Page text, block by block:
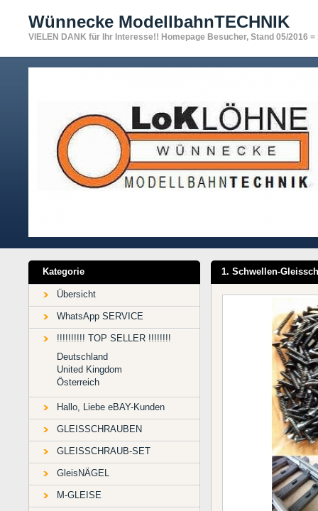
Wünnecke ModellbahnTECHNIK
VIELEN DANK für Ihr Interesse!! Homepage Besucher, Stand 05/2016 =
Kategorie
Übersicht
WhatsApp SERVICE
!!!!!!!!!! TOP SELLER !!!!!!!!
Deutschland
United Kingdom
Österreich
Hallo, Liebe eBAY-Kunden
GLEISSCHRAUBEN
GLEISSCHRAUB-SET
GleisNÄGEL
M-GLEISE
1. Schwellen-